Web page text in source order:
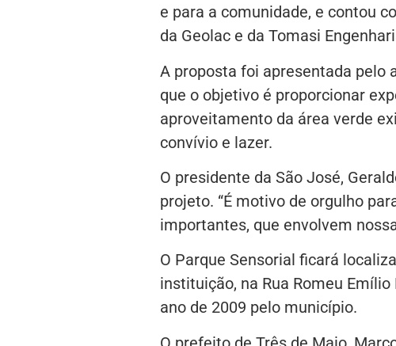
e para a comunidade, e contou
da Geolac e da Tomasi
A proposta foi apresentada pelo
que o objetivo é proporcionar
aproveitamento da área verde
convívio e lazer.
O presidente da São José,
projeto. “É motivo de orgulho
importantes, que envolvem
O Parque Sensorial ficará
instituição, na Rua Romeu
ano de 2009 pelo município.